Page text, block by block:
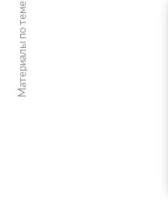
Материалы по теме